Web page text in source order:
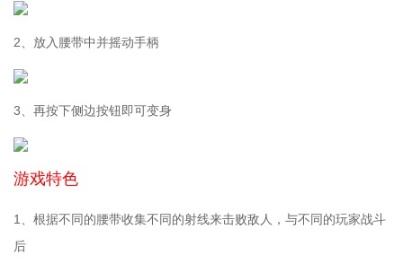
2、放入腰带中并摇动手柄
3、再按下侧边按钮即可变身
游戏特色
1、根据不同的腰带收集不同的射线来击败敌人，与不同的玩家战斗
后